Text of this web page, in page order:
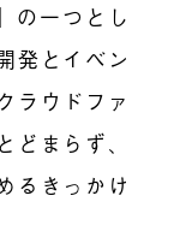
の一つとし
発とイベン
ラウドファ
まらず、
るきっかけ